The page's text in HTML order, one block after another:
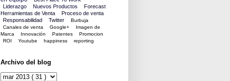
Liderazgo
Nuevos Productos
Forecast
Herramientas de Venta
Proceso de venta
Responsabilidad
Twitter
Burbuja
Canales de venta
Google+
Imagen de
Marca
Innovación Patentes
Promocion
ROI
Youtube happiness reporting
Archivo del blog